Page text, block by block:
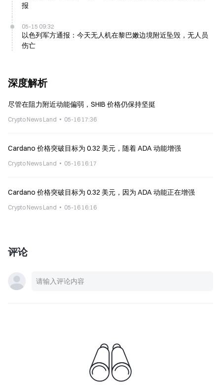
报
05-15 09:32
以色列军方通报：今天无人机在黎巴嫩边境附近坠毁，无人员
伤亡
深度解析
尽管在阻力附近动能偏弱，SHIB 价格仍保持坚挺
Crypto News Land 05-16 17:36
Cardano 价格突破目标为 0.32 美元，随着 ADA 动能增强
Crypto News Land 05-16 16:17
Cardano 价格突破目标为 0.32 美元，因为 ADA 动能正在增强
Crypto News Land 05-16 16:16
评论